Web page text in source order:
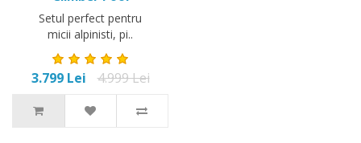
Setul perfect pentru
micii alpinisti, pi..
3.799 Lei 4.999 Lei